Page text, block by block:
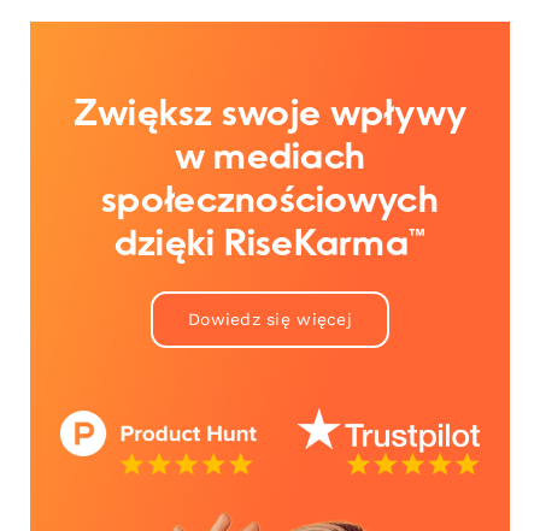
Zwiększ swoje wpływy
w mediach
społecznościowych
dzięki RiseKarma™
Dowiedz się więcej